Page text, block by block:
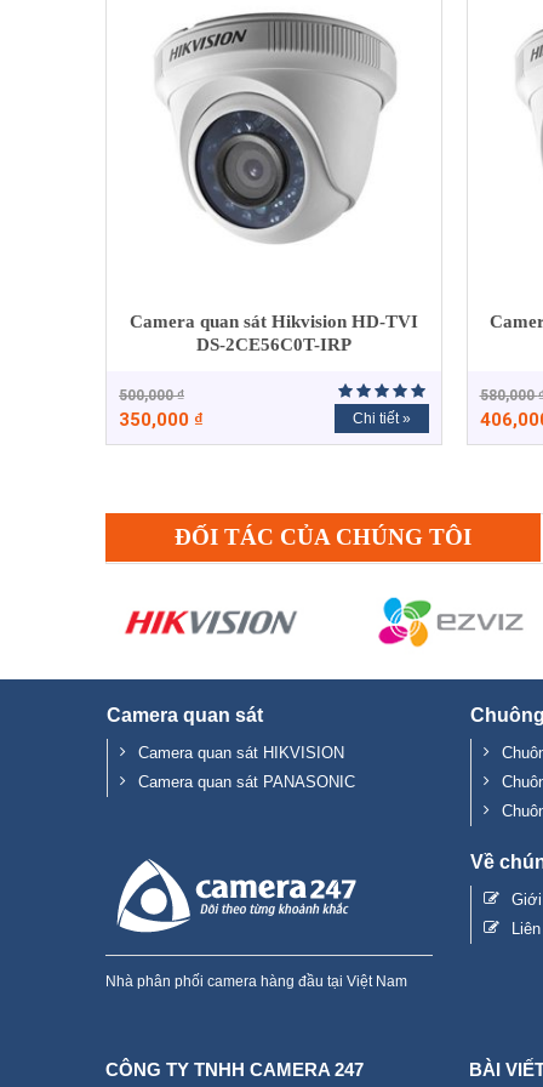
Camera quan sát Hikvision HD-TVI
DS-2CE56C0T-IRP
500,000₫
350,000 ₫ Chi tiết »
580,000
ĐỐI TÁC CỦA CHÚNG TÔI
Camera quan sát
Camera quan sát HIKVISION
Camera quan sát PANASONIC
Nhà phân phối camera hàng đầu tại Việt Nam
Về
CÔNG TY TNHH CAMERA 247 BÀI